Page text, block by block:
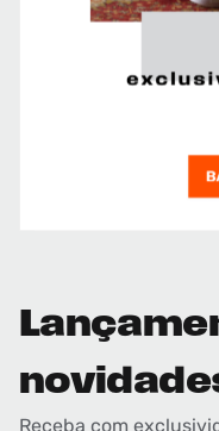
Receba com